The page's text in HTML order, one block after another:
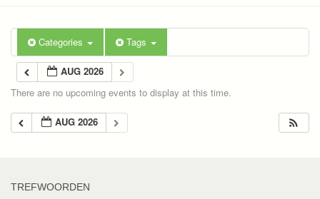
Categories Tags
AUG 2026
There are no upcoming events to display at this time.
AUG 2026
TREFWOORDEN